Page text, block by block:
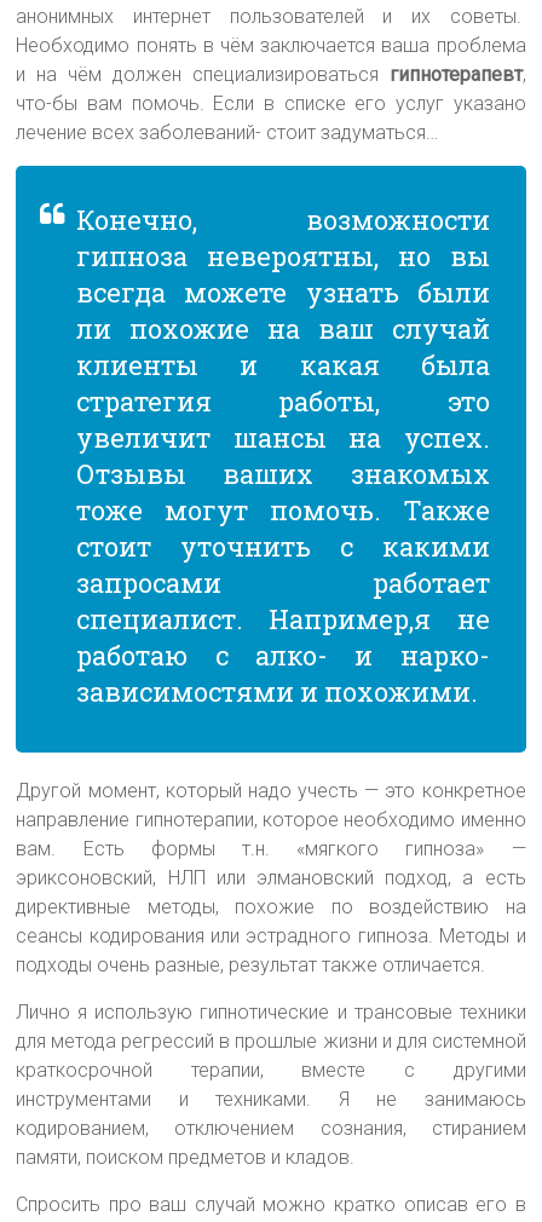
анонимных интернет пользователей и их советы.
Необходимо понять в чём заключается ваша проблема
и на чём должен специализироваться гипнотерапевт,
что-бы вам помочь. Если в списке его услуг указано
лечение всех заболеваний- стоит задуматься…
Конечно, возможности
гипноза невероятны, но вы
всегда можете узнать были
ли похожие на ваш случай
клиенты и какая была
стратегия работы, это
увеличит шансы на успех.
Отзывы ваших знакомых
тоже могут помочь. Также
стоит уточнить с какими
запросами работает
специалист. Например,я не
работаю с алко- и нарко-
зависимостями и похожими.
Другой момент, который надо учесть — это конкретное
направление гипнотерапии, которое необходимо именно
вам. Есть формы т.н. «мягкого гипноза» —
эриксоновский, НЛП или элмановский подход, а есть
директивные методы, похожие по воздействию на
сеансы кодирования или эстрадного гипноза. Методы и
подходы очень разные, результат также отличается.
Лично я использую гипнотические и трансовые техники
для метода регрессий в прошлые жизни и для системной
краткосрочной терапии, вместе с другими
инструментами и техниками. Я не занимаюсь
кодированием, отключением сознания, стиранием
памяти, поиском предметов и кладов.
Спросить про ваш случай можно кратко описав его в